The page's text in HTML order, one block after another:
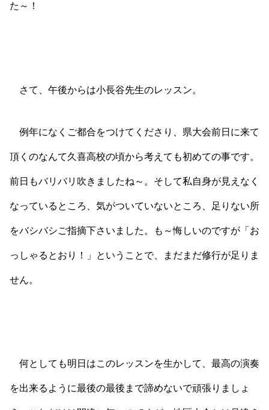
た～！
さて、午後からは小長谷先生のレッスン。
例年になくご都合をつけてくださり、県大会前日に来て
頂くのなんて久喜高校の頃から考えても初めての事です。
前日もバリバリ吹きましたね～。そして私自身が見えなく
なっているところ、気がついていないところ、足りない所
をバシバシご指摘下さいました。も～悔しいのですが「お
っしゃるとおり！」ということで、まだまだ修行が足りま
せん。
何としても明日はこのレッスンを生かして、最高の演奏
を出来るように最後の最後まで諦めないで頑張りましょ